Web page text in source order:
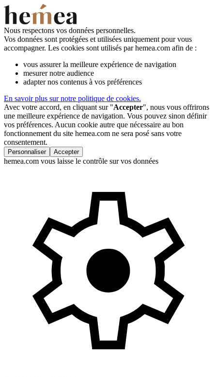
Nous respectons vos données personnelles.
Vos données sont protégées et utilisées uniquement pour vous
accompagner. Les cookies sont utilisés par hemea.com afin de :
vous assurer la meilleure expérience de navigation
mesurer notre audience
adapter nos contenus à vos préférences
En savoir plus sur notre politique de cookies.
Avec votre accord, en cliquant sur "Accepter", nous vous offrirons
une meilleure expérience de navigation. Vous pouvez sinon définir
vos préférences. Aucun cookie autre que nécessaire au bon
fonctionnement du site hemea.com ne sera posé sans votre
consentement.
Personnaliser Accepter
hemea.com vous laisse le contrôle sur vos données